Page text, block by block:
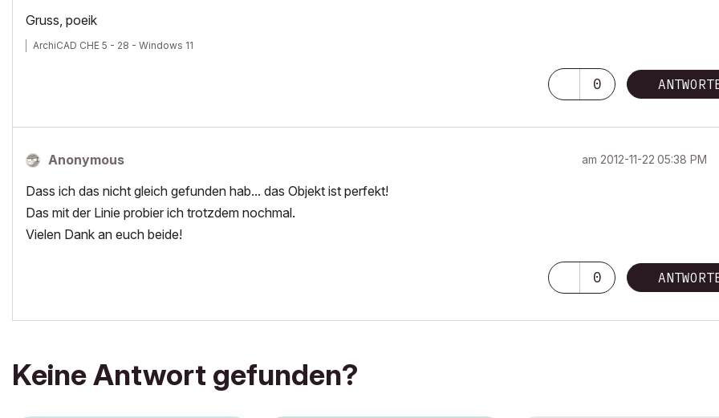
Gruss, poeik
ArchiCAD CHE 5 - 28 - Windows 11
0
Anonymous am ‎2012-11-22 05:38 PM
Dass ich das nicht gleich gefunden hab... das Objekt ist perfekt!
Das mit der Linie probier ich trotzdem nochmal.
Vielen Dank an euch beide!
0
Keine Antwort gefunden?